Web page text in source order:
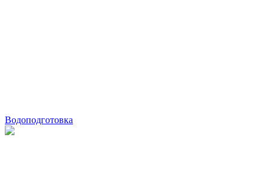
Водоподготовка